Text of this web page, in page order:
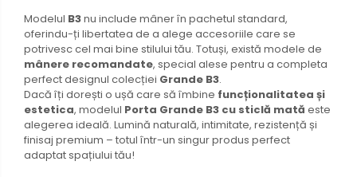
Modelul B3nu include mâner în pachetul standard,
oferindu-ți libertatea de a alege accesoriile care se
potrivesc cel mai bine stilului tău. Totuși, există modele de
mânere recomandate, special alese pentru a completa
perfect designul colecției Grande B3.
Dacă îți dorești o ușă care să îmbine funcționalitatea și
estetica, modelul Porta Grande B3 cu sticlă mată este
alegerea ideală. Lumină naturală, intimitate, rezistență și
finisaj premium – totul într-un singur produs perfect
adaptat spațiului tău!